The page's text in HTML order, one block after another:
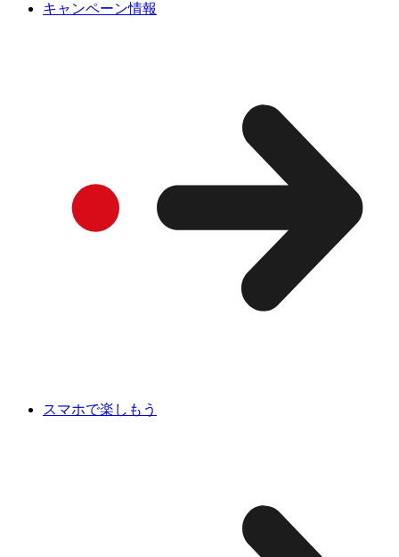
キャンペーン情報
スマホで楽しもう